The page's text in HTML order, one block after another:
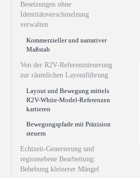
Besetzungen ohne
Identitätsverschmelzung
verwalten
Kommerzieller und narrativer
Maßstab
Von der R2V-Referenzsteuerung
zur räumlichen Layoutführung
Layout und Bewegung mittels
R2V-White-Model-Referenzen
kartieren
Bewegungspfade mit Präzision
steuern
Echtzeit-Generierung und
regionsebene Bearbeitung:
Behebung kleinerer Mängel